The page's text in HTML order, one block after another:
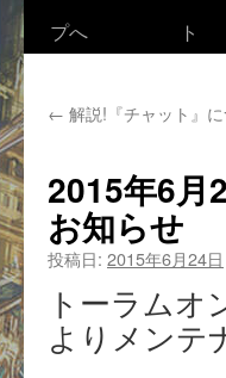
プへ
ト
← 解説!『チャット』
2015年6月
お知らせ
投稿日: 2015年6月24日
トーラムオ
よりメンテ